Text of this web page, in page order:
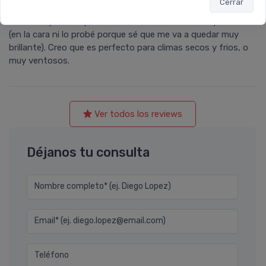
Cerrar
(en la cara ni lo probé porque sé que me va a quedar muy
brillante). Creo que es perfecto para climas secos y frios, o
muy ventosos.
Ver todos los reviews
Déjanos tu consulta
Nombre completo* (ej. Diego Lopez)
Email* (ej. diego.lopez@email.com)
Teléfono